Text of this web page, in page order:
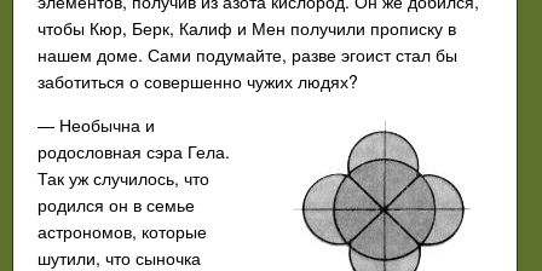
чтобы Кюр, Берк, Калиф и Мен получили прописку в
нашем доме. Сами подумайте, разве эгоист стал бы
заботиться о совершенно чужих людях?
— Необычна и
родословная сэра Гела.
Так уж случилось, что
родился он в семье
астрономов, которые
шутили, что сыночка